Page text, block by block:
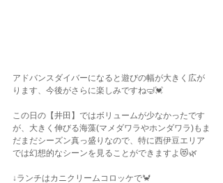
アドバンスダイバーになると遊びの幅が大きく広が
ります、今後がさらに楽しみですね🤿💓
この日の【井田】ではボリュームが少なかったです
が、大きく伸びる海藻(マメダワラやホンダワラ)もま
だまだシーズン真っ盛りなので、特に西伊豆エリア
では幻想的なシーンを見ることができますよ😻🌿
↓ランチはカニクリームコロッケで🦀